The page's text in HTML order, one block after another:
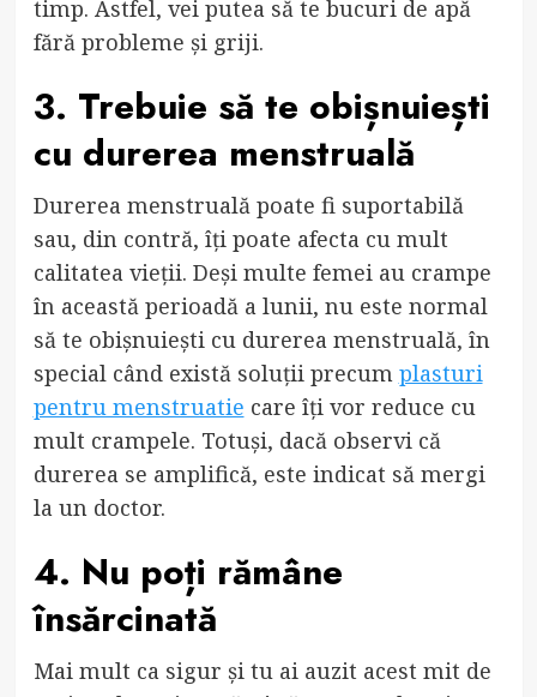
timp. Astfel, vei putea să te bucuri de apă
fără probleme și griji.
3. Trebuie să te obișnuiești
cu durerea menstruală
Durerea menstruală poate fi suportabilă
sau, din contră, îți poate afecta cu mult
calitatea vieții. Deși multe femei au crampe
în această perioadă a lunii, nu este normal
să te obișnuiești cu durerea menstruală, în
special când există soluții precum plasturi
pentru menstruatie care îți vor reduce cu
mult crampele. Totuși, dacă observi că
durerea se amplifică, este indicat să mergi
la un doctor.
4. Nu poți rămâne
însărcinată
Mai mult ca sigur și tu ai auzit acest mit de